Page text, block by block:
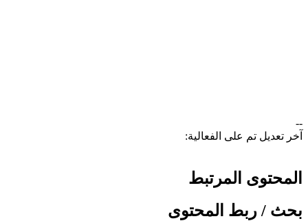
--
آخر تعديل تم على الفعالية:
المحتوى المرتبط
بحث / ربط المحتوى